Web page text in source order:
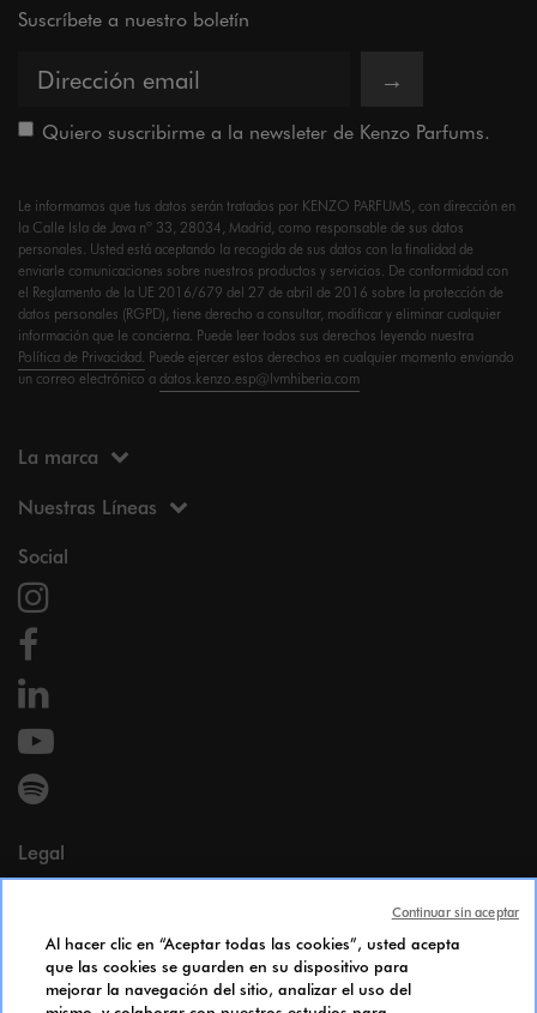
Suscríbete a nuestro boletín
→
Quiero suscribirme a la newsleter de Kenzo Parfums.
Le informamos que tus datos serán tratados por KENZO PARFUMS, con dirección en
la Calle Isla de Java nº 33, 28034, Madrid, como responsable de sus datos
personales. Usted está aceptando la recogida de sus datos con la finalidad de
enviarle comunicaciones sobre nuestros productos y servicios. De conformidad con
el Reglamento de la UE 2016/679 del 27 de abril de 2016 sobre la protección de
datos personales (RGPD), tiene derecho a consultar, modificar y eliminar cualquier
información que le concierna. Puede leer todos sus derechos leyendo nuestra
Política de Privacidad. Puede ejercer estos derechos en cualquier momento enviando
un correo electrónico adatos.kenzo.esp@lvmhiberia.com
La marca
Nuestras Líneas
Social
Legal
Menciones legales
Cookie Policy
Accesibilidad
Al hacer clic en “Aceptar todas las cookies”, usted acepta
que las cookies se guarden en su dispositivo para
mejorar la navegación del sitio, analizar el uso del
Continuar sin aceptar